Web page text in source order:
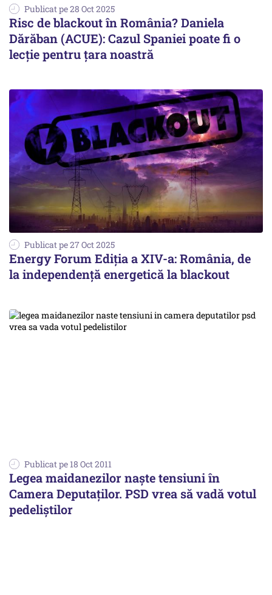
Publicat pe 28 Oct 2025
Risc de blackout în România? Daniela
Dărăban (ACUE): Cazul Spaniei poate fi o
lecție pentru țara noastră
Publicat pe 27 Oct 2025
Energy Forum Ediția a XIV-a: România, de
la independență energetică la blackout
Publicat pe 18 Oct 2011
Legea maidanezilor naște tensiuni în
Camera Deputaților. PSD vrea să vadă votul
pedeliștilor